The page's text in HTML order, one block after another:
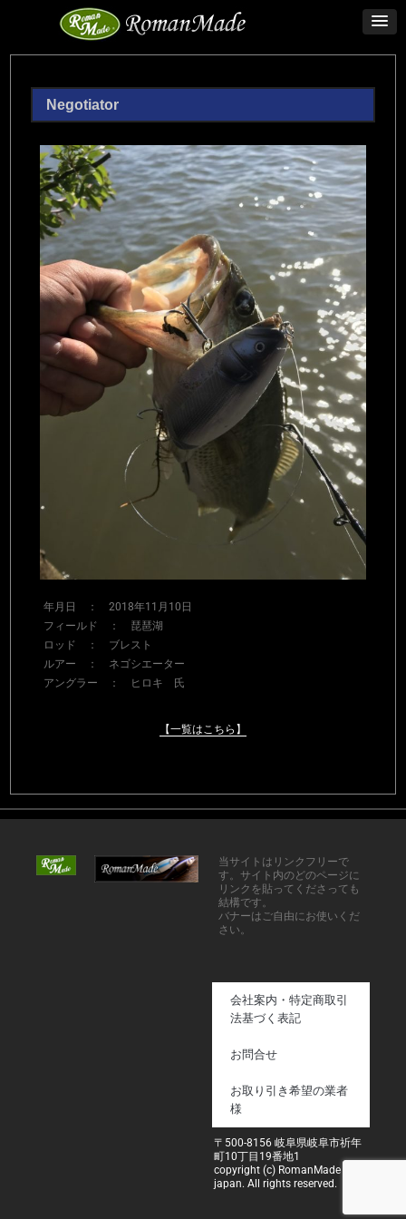
Negotiator
年月日 ： 2018年11月10日
フィールド ： 琵琶湖
ロッド ： ブレスト
ルアー ： ネゴシエーター
アングラー ： ヒロキ 氏
【一覧はこちら】
当サイトはリンクフリーで
す。サイト内のどのページに
リンクを貼ってくださっても
結構です。
バナーはご自由にお使いくだ
さい。
会社案内・特定商取引
法基づく表記
お問合せ
お取り引き希望の業者
様
〒500-8156 岐阜県岐阜市祈年
町10丁目19番地1
copyright (c) RomanMade
japan. All rights reserved.